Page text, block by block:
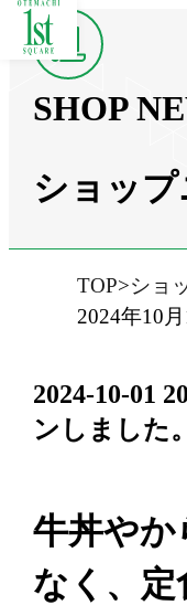
SHOP
ショッ
TOP
ショ
2024年10
2024-10-01
ンしました。
牛丼やか
なく、定